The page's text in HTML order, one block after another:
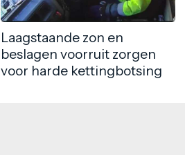
Laagstaande zon en
beslagen voorruit zorgen
voor harde kettingbotsing